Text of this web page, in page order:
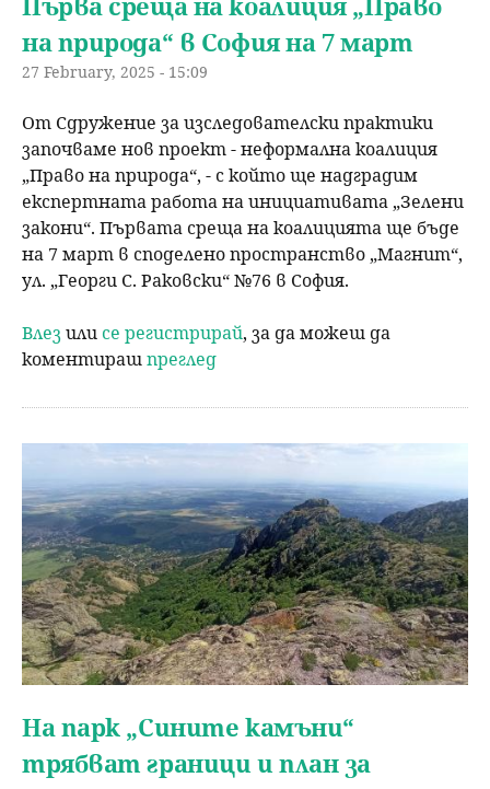
на природа“ в София на 7 март
27 February, 2025 - 15:09
От Сдружение за изследователски практики
започваме нов проект - неформална коалиция
„Право на природа“, - с който ще надградим
експертната работа на инициативата „Зелени
закони“. Първата среща на коалицията ще бъде
на 7 март в споделено пространство „Магнит“,
ул. „Георги С. Раковски“ №76 в София.
Влезили се регистрирай, за да можеш да
коментирашпреглед
На парк „Сините камъни“
трябват граници и план за